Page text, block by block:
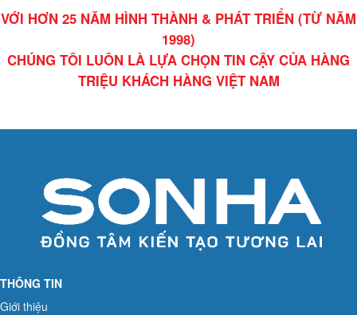
VỚI HƠN 25 NĂM HÌNH THÀNH & PHÁT TRIỂN (TỪ NĂM
1998)
CHÚNG TÔI LUÔN LÀ LỰA CHỌN TIN CẬY CỦA HÀNG
TRIỆU KHÁCH HÀNG VIỆT NAM
THÔNG TIN
Giới thiệu